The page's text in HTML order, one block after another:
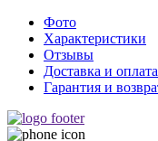
Фото
Характеристики
Отзывы
Доставка и оплата
Гарантия и